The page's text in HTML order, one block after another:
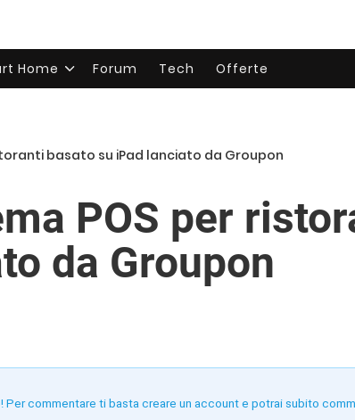
Home Forum Tech Offerte
basato su iPad lanciato da Groupon
POS per
da Groupon
commentare ti basta creare un account e potrai subito